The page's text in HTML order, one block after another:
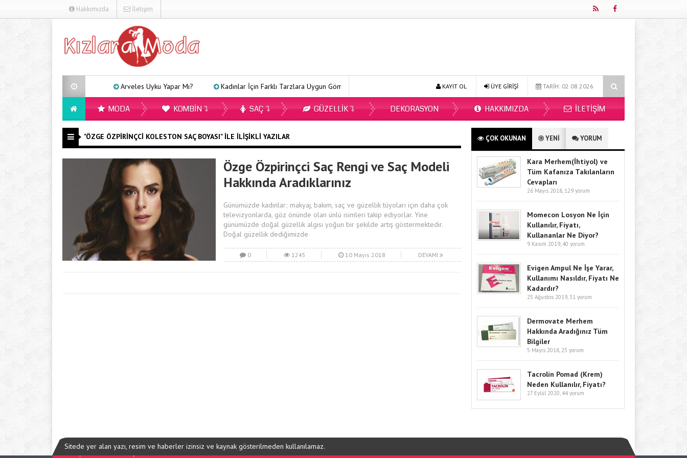
Hakkımızda İletişim
Arveles Uyku Yapar Mı? Kadınlar İçin Farklı Tarzlara Uygun Gömlek Modelleri Ecopirin Reçetesiz Alınır Mı 2026? Online Diyetisyen ile Sağlıklı Beslenmenin Yeni
TARİH: 02.08.2026
ÜYE GİRİŞİ
KAYIT OL
MODA KOMBIN SAÇ GÜZELLIK DEKORASYON HAKKIMIZDA İLETIŞIM
"ÖZGE ÖZPIRINÇCI KOLESTON SAÇ BOYASI" ILE İLIŞIKLI YAZILAR
Özge Özpirinçci Saç Rengi ve Saç Modeli
Hakkında Aradıklarınız
Günümüzde kadınlar; makyaj, bakım, saç ve güzellik tüyoları için daha çok
televizyonlarda, göz önünde olan ünlü isimleri takip ediyorlar. Yine
günümüzde doğal güzellik algısı yoğun bir şekilde artış göstermektedir.
Doğal güzellik dediğimizde
0 1245 10 Mayıs 2018 DEVAMI
ÇOK OKUNAN YENİ YORUM
Kara Merhem(İhtiyol) ve
Tüm Kafanıza Takılanların
Cevapları
26 Mayıs 2018, 129 yorum
Momecon Losyon Ne İçin
Kullanılır, Fiyatı,
Kullananlar Ne Diyor?
9 Kasım 2019,40 yorum
Evigen Ampul Ne İşe Yarar,
Kullanımı Nasıldır, Fiyatı Ne
Kadardır?
25 Ağustos 2019, 31 yorum
Dermovate Merhem
Hakkında Aradığınız Tüm
Bilgiler
5 Mayıs 2018, 25 yorum
Tacrolin Pomad (Krem)
Neden Kullanılır, Fiyatı?
27 Eylül 2020,44 yorum
Sitede yer alan yazı, resim ve haberler izinsiz ve kaynak gösterilmeden kullanılamaz.